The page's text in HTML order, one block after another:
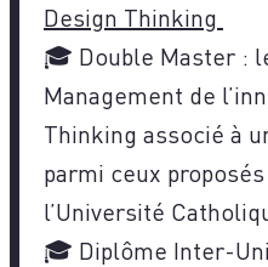
Design Thinking
🎓 Double Master :
Management de
Thinking associé à
parmi ceux
l’Université
🎓 Diplôme Inter-